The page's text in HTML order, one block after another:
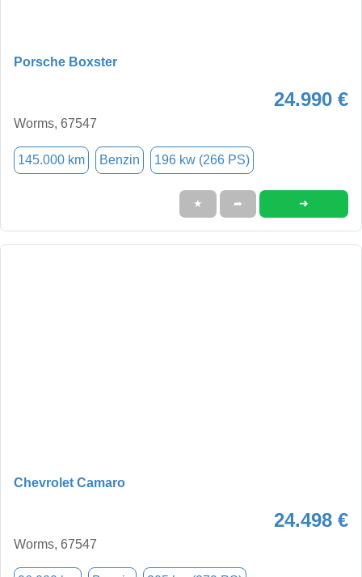
Porsche Boxster
24.990 €
Worms, 67547
145.000 km Benzin 196 kw (266 PS)
★ ➦ ➜
Chevrolet Camaro
24.498 €
Worms, 67547